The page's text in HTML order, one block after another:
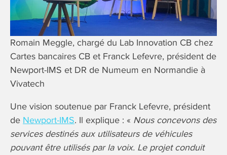
Romain Meggle, chargé du Lab Innovation CB chez
Cartes bancaires CB et Franck Lefevre, président de
Newport-IMS et DR de Numeum en Normandie à
Vivatech
Une vision soutenue par Franck Lefevre, président
de Newport-IMS. Il explique : « Nous concevons des
services destinés aux utilisateurs de véhicules
pouvant être utilisés par la voix. Le projet conduit